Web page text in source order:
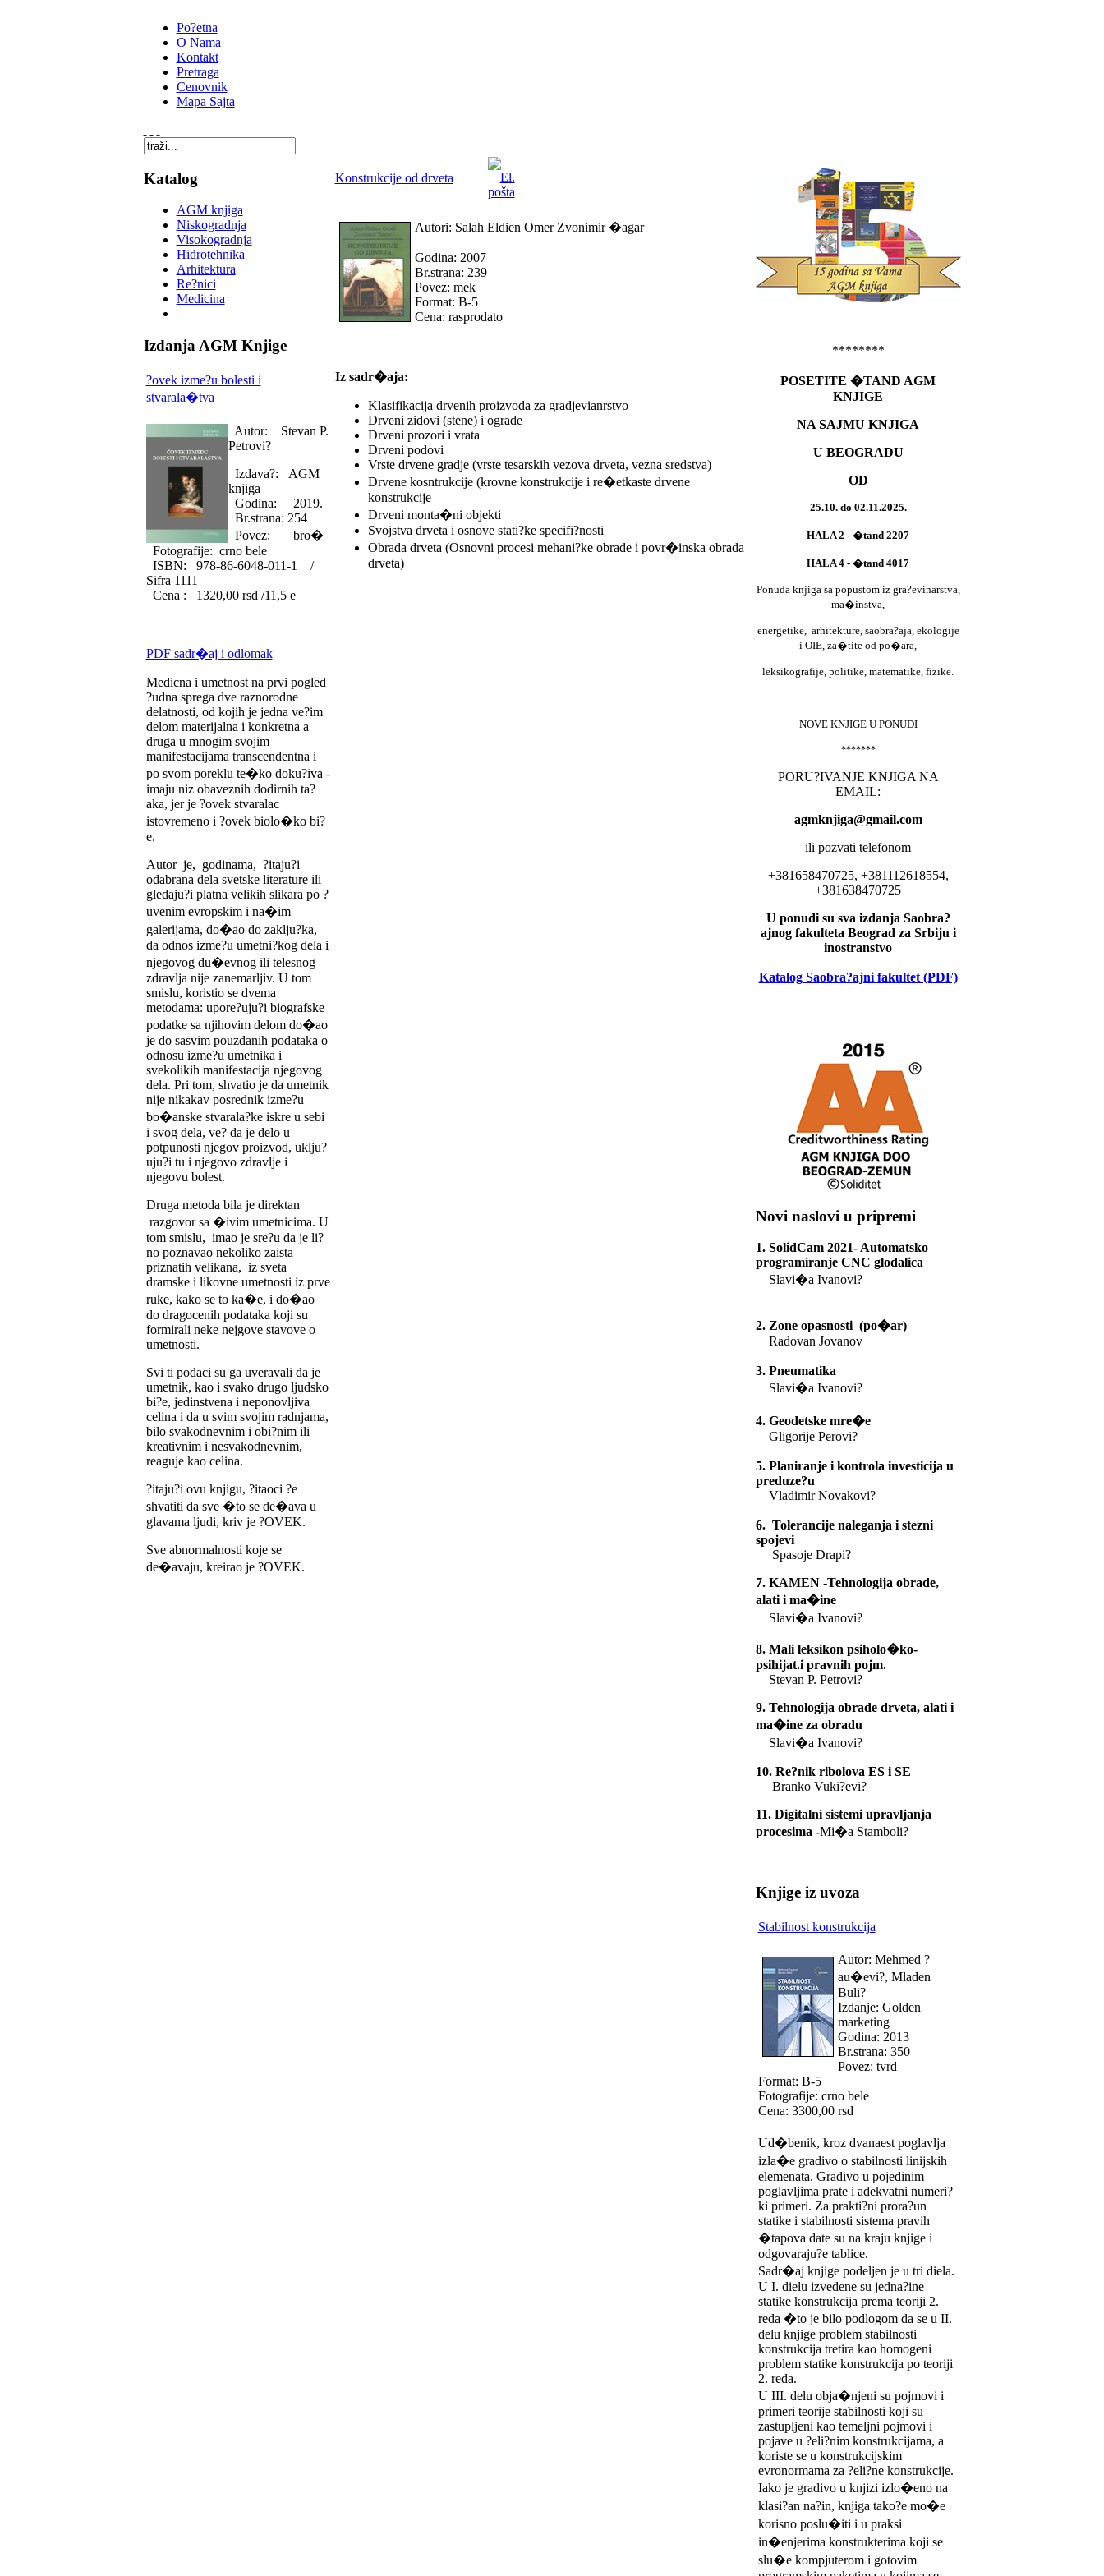
Po?etna
O Nama
Kontakt
Pretraga
Cenovnik
Mapa Sajta
Katalog
AGM knjiga
Niskogradnja
Visokogradnja
Hidrotehnika
Arhitektura
Re?nici
Medicina
Izdanja AGM Knjige
?ovek izme?u bolesti i
stvarala�tva
Autor: Stevan P.
Petrovi?
Izdava?: AGM
knjiga
Godina: 2019.
Br.strana: 254
Povez: bro�
Fotografije: crno bele
ISBN: 978-86-6048-011-1 /
Sifra 1111
Cena : 1320,00 rsd /11,5 e
PDF sadr�aj i odlomak
Medicna i umetnost na prvi pogled
?udna sprega dve raznorodne
delatnosti, od kojih je jedna ve?im
delom materijalna i konkretna a
druga u mnogim svojim
manifestacijama transcendentna i
po svom poreklu te�ko doku?iva -
imaju niz obaveznih dodirnih ta?
aka, jer je ?ovek stvaralac
istovremeno i ?ovek biolo�ko bi?
e.
Autor je, godinama, ?itaju?i
odabrana dela svetske literature ili
gledaju?i platna velikih slikara po ?
uvenim evropskim i na�im
galerijama, do�ao do zaklju?ka,
da odnos izme?u umetni?kog dela i
njegovog du�evnog ili telesnog
zdravlja nije zanemarljiv. U tom
smislu, koristio se dvema
metodama: upore?uju?i biografske
podatke sa njihovim delom do�ao
je do sasvim pouzdanih podataka o
odnosu izme?u umetnika i
svekolikih manifestacija njegovog
dela. Pri tom, shvatio je da umetnik
nije nikakav posrednik izme?u
bo�anske stvarala?ke iskre u sebi
i svog dela, ve? da je delo u
potpunosti njegov proizvod, uklju?
uju?i tu i njegovo zdravlje i
njegovu bolest.
Druga metoda bila je direktan
razgovor sa �ivim umetnicima. U
tom smislu, imao je sre?u da je li?
no poznavao nekoliko zaista
priznatih velikana, iz sveta
dramske i likovne umetnosti iz prve
ruke, kako se to ka�e, i do�ao
do dragocenih podataka koji su
formirali neke nejgove stavove o
umetnosti.
Svi ti podaci su ga uveravali da je
umetnik, kao i svako drugo ljudsko
bi?e, jedinstvena i neponovljiva
celina i da u svim svojim radnjama,
bilo svakodnevnim i obi?nim ili
kreativnim i nesvakodnevnim,
reaguje kao celina.
?itaju?i ovu knjigu, ?itaoci ?e
shvatiti da sve �to se de�ava u
glavama ljudi, kriv je ?OVEK.
Sve abnormalnosti koje se
de�avaju, kreirao je ?OVEK.
Konstrukcije od drveta
Autori: Salah Eldien Omer Zvonimir �agar
Godina: 2007
Br.strana: 239
Povez: mek
Format: B-5
Cena: rasprodato
Iz sadr�aja:
Klasifikacija drvenih proizvoda za gradjevianrstvo
Drveni zidovi (stene) i ograde
Drveni prozori i vrata
Drveni podovi
Vrste drvene gradje (vrste tesarskih vezova drveta, vezna sredstva)
Drvene kosntrukcije (krovne konstrukcije i re�etkaste drvene
konstrukcije
Drveni monta�ni objekti
Svojstva drveta i osnove stati?ke specifi?nosti
Obrada drveta (Osnovni procesi mehani?ke obrade i povr�inska obrada
drveta)
********
POSETITE �TAND AGM
KNJIGE
NA SAJMU KNJIGA
U BEOGRADU
OD
25.10. do 02.11.2025.
HALA 2 - �tand 2207
HALA 4 - �tand 4017
Ponuda knjiga sa popustom iz gra?evinarstva,
ma�instva,
energetike, arhitekture, saobra?aja, ekologije
i OIE, za�tite od po�ara,
leksikografije, politike, matematike, fizike.
NOVE KNJIGE U PONUDI
*******
PORU?IVANJE KNJIGA NA
EMAIL:
agmknjiga@gmail.com
ili pozvati telefonom
+381658470725, +381112618554,
+381638470725
U ponudi su sva izdanja Saobra?
ajnog fakulteta Beograd za Srbiju i
inostranstvo
Katalog Saobra?ajni fakultet (PDF)
Novi naslovi u pripremi
1. SolidCam 2021- Automatsko
programiranje CNC glodalica
Slavi�a Ivanovi?
2. Zone opasnosti (po�ar)
Radovan Jovanov
3. Pneumatika
Slavi�a Ivanovi?
4. Geodetske mre�e
Gligorije Perovi?
5. Planiranje i kontrola investicija u
preduze?u
Vladimir Novakovi?
6. Tolerancije naleganja i stezni
spojevi
Spasoje Drapi?
7. KAMEN -Tehnologija obrade,
alati i ma�ine
Slavi�a Ivanovi?
8. Mali leksikon psiholo�ko-
psihijat.i pravnih pojm.
Stevan P. Petrovi?
9. Tehnologija obrade drveta, alati i
ma�ine za obradu
Slavi�a Ivanovi?
10. Re?nik ribolova ES i SE
Branko Vuki?evi?
11. Digitalni sistemi upravljanja
procesima -Mi�a Stamboli?
Knjige iz uvoza
Stabilnost konstrukcija
Autor: Mehmed ?
au�evi?, Mladen
Buli?
Izdanje: Golden
marketing
Godina: 2013
Br.strana: 350
Povez: tvrd
Format: B-5
Fotografije: crno bele
Cena: 3300,00 rsd
Ud�benik, kroz dvanaest poglavlja
izla�e gradivo o stabilnosti linijskih
elemenata. Gradivo u pojedinim
poglavljima prate i adekvatni numeri?
ki primeri. Za prakti?ni prora?un
statike i stabilnosti sistema pravih
�tapova date su na kraju knjige i
odgovaraju?e tablice.
Sadr�aj knjige podeljen je u tri diela.
U I. dielu izvedene su jedna?ine
statike konstrukcija prema teoriji 2.
reda �to je bilo podlogom da se u II.
delu knjige problem stabilnosti
konstrukcija tretira kao homogeni
problem statike konstrukcija po teoriji
2. reda.
U III. delu obja�njeni su pojmovi i
primeri teorije stabilnosti koji su
zastupljeni kao temeljni pojmovi i
pojave u ?eli?nim konstrukcijama, a
koriste se u konstrukcijskim
evronormama za ?eli?ne konstrukcije.
Iako je gradivo u knjizi izlo�eno na
klasi?an na?in, knjiga tako?e mo�e
korisno poslu�iti i u praksi
in�enjerima konstrukterima koji se
slu�e kompjuterom i gotovim